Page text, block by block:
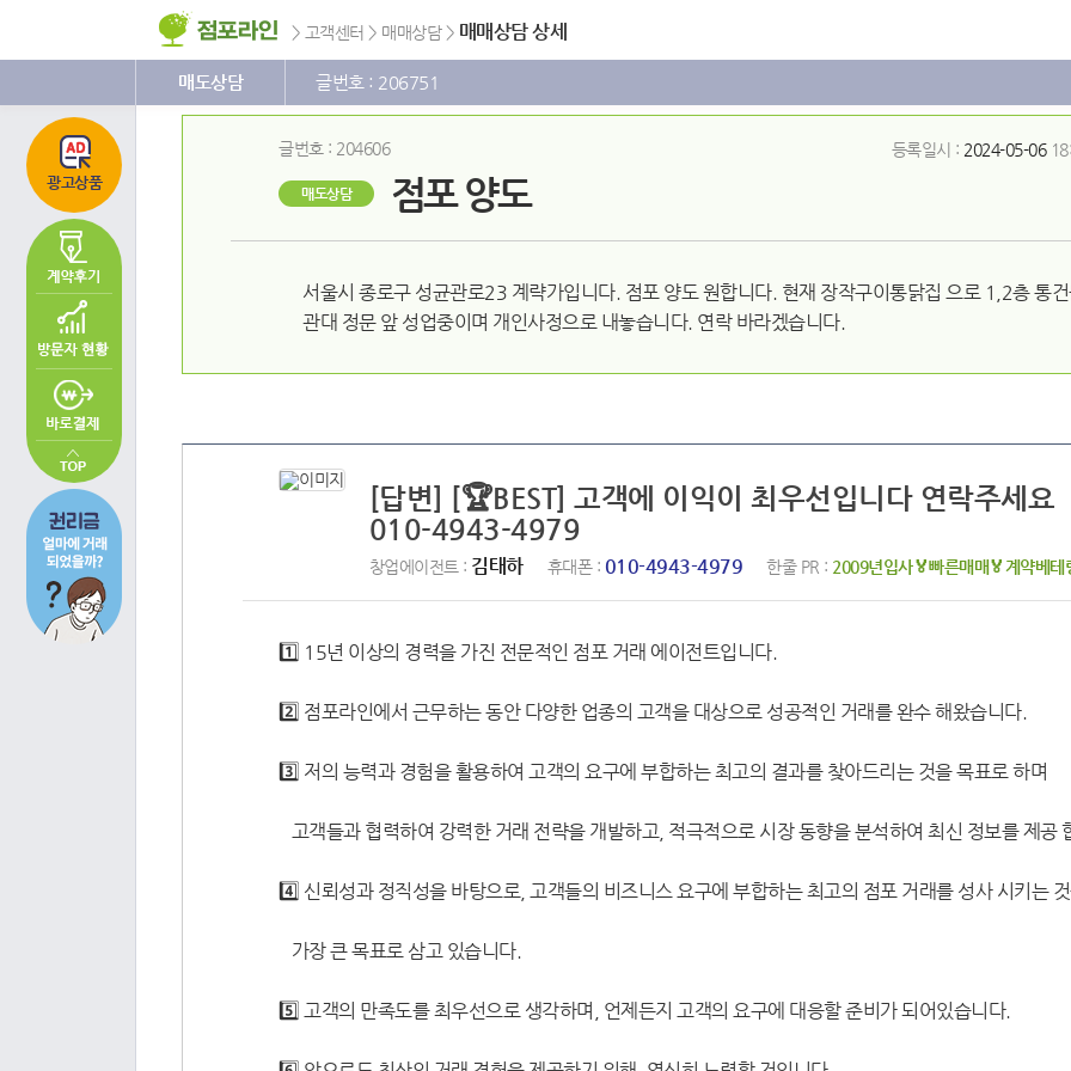
바
기
로
뉴
가
> 고객센터 > 매매상담 > 매매상담 상세
매도상담 글번호 : 206751
광고상품
글번호 : 204606 등록일시 : 2024-05-06
매도상담 점포 양도
서울시 종로구 성균관로23 계략가입니다. 점포 양도 원합니다. 현재 장작구이통닭집 으로 1,2층 통
관대 정문 앞 성업중이며 개인사정으로 내놓습니다. 연락 바라겠습니다.
[답변] [🏆BEST] 고객에 이익이 최우선입니다 연락주세요
010-4943-4979
창업에이전트 : 김태하 휴대폰 : 010-4943-4979 한줄 PR : 2009년입사🏅빠른매매🏅계약베테
1️⃣ 15년 이상의 경력을 가진 전문적인 점포 거래 에이전트입니다.
2️⃣ 점포라인에서 근무하는 동안 다양한 업종의 고객을 대상으로 성공적인 거래를 완수 해왔습니다.
3️⃣ 저의 능력과 경험을 활용하여 고객의 요구에 부합하는 최고의 결과를 찾아드리는 것을 목표로 하며
고객들과 협력하여 강력한 거래 전략을 개발하고, 적극적으로 시장 동향을 분석하여 최신 정보를 제공
4️⃣ 신뢰성과 정직성을 바탕으로, 고객들의 비즈니스 요구에 부합하는 최고의 점포 거래를 성사 시키는
가장 큰 목표로 삼고 있습니다.
5️⃣ 고객의 만족도를 최우선으로 생각하며, 언제든지 고객의 요구에 대응할 준비가 되어있습니다.